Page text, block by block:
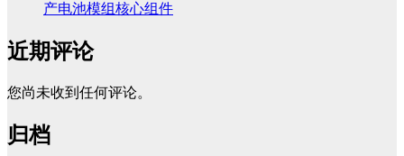
产电池模组核心组件
近期评论
您尚未收到任何评论。
归档